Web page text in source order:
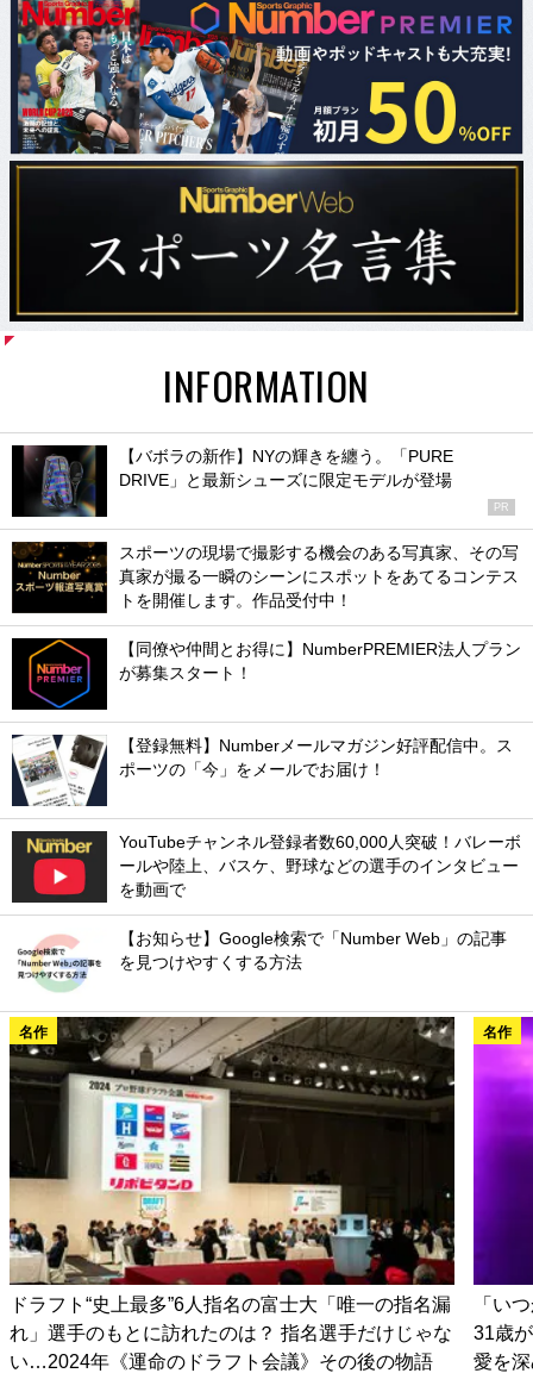
INFORMATION
【バボラの新作】NYの輝きを纏う。「PURE
DRIVE」と最新シューズに限定モデルが登場
PR
スポーツの現場で撮影する機会のある写真家、その写
真家が撮る一瞬のシーンにスポットをあてるコンテス
トを開催します。作品受付中！
【同僚や仲間とお得に】NumberPREMIER法人プラン
が募集スタート！
【登録無料】Numberメールマガジン好評配信中。ス
ポーツの「今」をメールでお届け！
YouTubeチャンネル登録者数60,000人突破！バレーボ
ールや陸上、バスケ、野球などの選手のインタビュー
を動画で
【お知らせ】Google検索で「Number Web」の記事
を見つけやすくする方法
名作
ドラフト“史上最多”6人指名の富士大「唯一の指名漏
れ」選手のもとに訪れたのは？ 指名選手だけじゃな
い…2024年《運命のドラフト会議》その後の物語
名作
「い
31歳
愛を